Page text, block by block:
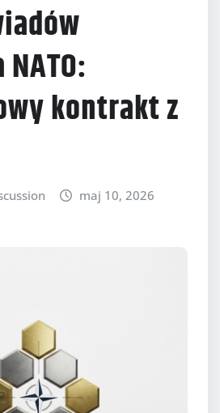
kontrakt z
maj 10, 2026